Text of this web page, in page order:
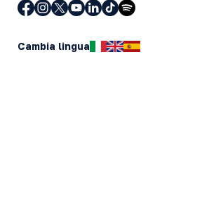
Cambia lingua